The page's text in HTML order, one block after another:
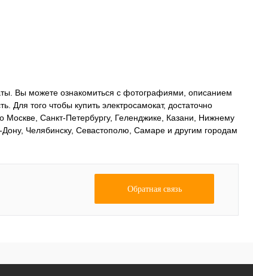
Вы можете ознакомиться с фотографиями, описанием
Для того чтобы купить электросамокат, достаточно
Москве, Санкт-Петербургу, Геленджике, Казани, Нижнему
Челябинску, Севастополю, Самаре и другим городам
Обратная связь